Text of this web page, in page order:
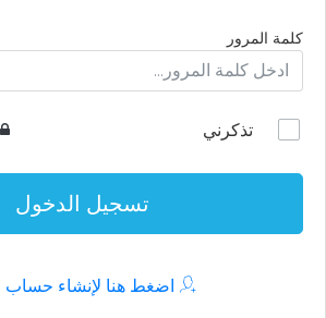
كلمة المرور
تذكرني
تسجيل الدخول
اضغط هنا لإنشاء حساب